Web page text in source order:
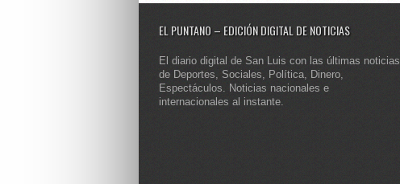
EL PUNTANO – EDICIÓN DIGITAL DE NOTICIAS
El diario digital de San Luis con las últimas noticias
de Deportes, Sociales, Política, Dinero,
Espectáculos. Noticias nacionales e
internacionales al instante.